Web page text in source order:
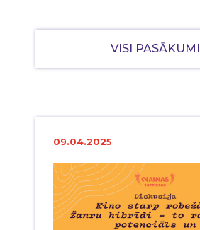
VISI PASĀKUMI
09.04.2025